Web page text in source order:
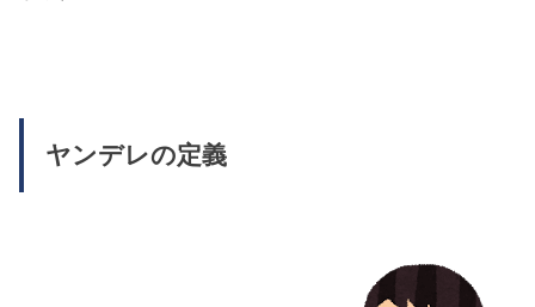
ヤンデレの定義